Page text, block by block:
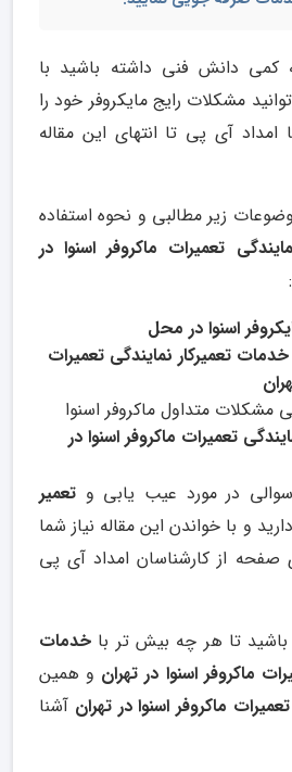
کمی دانش فنی داشته باشید با
مشکلات رایج مایکروفر خود را
امداد آی پی تا انتهای این مقاله
زیر مطالبی و نحوه استفاده
تعمیرات ماکروفر اسنوا در
اسنوا در محل
خدمات تعمیرکار نمایندگی تعمیرات
مشکلات متداول ماکروفر اسنوا
تعمیرات ماکروفر اسنوا در
سوالی در مورد عیب یابی و تعمیر
دارید و با خواندن این مقاله نیاز شما
صفحه از کارشناسان امداد آی پی
باشید تا هر چه بیش تر با خدمات
ماکروفر اسنوا در تهران و همین
ماکروفر اسنوا در تهران آشنا